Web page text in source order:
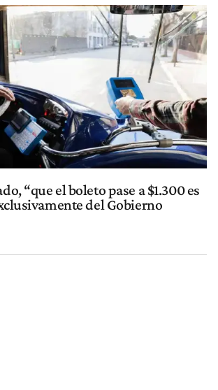
“que el boleto pase a $1.300 es
del Gobierno